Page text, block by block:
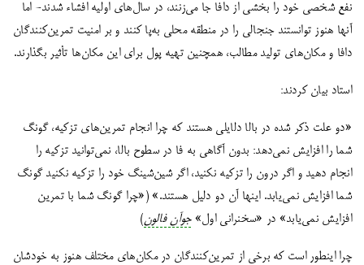
نفع شخصی خود را بخشی از دافا جا می‌زنند، در سال‌های اولیه‌ افشاء شدند- اما
آنها هنوز توانستند جنجالی را در منطقه محلی به‌پا کنند و بر امنیت تمرین‌کنندگان
دافا و مکان‌های تولید مطالب، همچنین تهیه پول برای این مکان‌ها تأثیر بگذارند.
استاد بیان کردند:
«دو علت‌ ذکر شده‌ در بالا دلایلی‌ هستند که چرا انجام تمرین‌های تزکیه، گونگ‌
شما را افزایش نمی‌دهد: بدون‌ آگاهی‌ به‌ فا در سطوح‌ بالا، نمی‌توانید تزکیه‌ را
انجام‌ دهید و اگر درون را تزکیه‌ نکنید، اگر شین‌شینگ‌ خود را تزکیه نکنید گونگ‌
شما افزایش نمی‌یابد. اینها آن‌ دو دلیل‌ هستند.» («چرا گونگ شما با تمرین
افزایش نمی‌یابد» در «سخنرانی اول»جوآن فالون)
چرا اینطور است که برخی از تمرین‌کنندگان در مکان‌های مختلف هنوز به خودشان